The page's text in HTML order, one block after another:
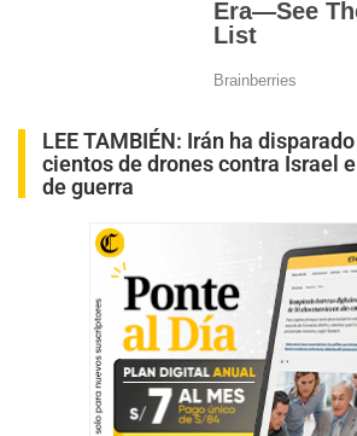
LEE TAMBIÉN: Irán ha
cientos de drones contra Israel
de guerra